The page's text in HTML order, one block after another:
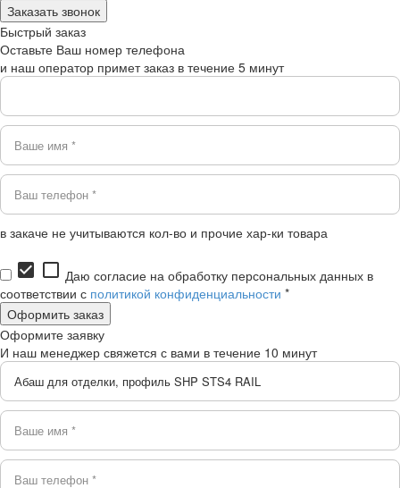
Быстрый заказ
Оставьте Ваш номер телефона
и наш оператор примет заказ в течение 5 минут
в закаче не учитываются кол-во и прочие хар-ки товара
check_box check_box_outline_blank Даю согласие на обработку персональных данных в
соответствии с политикой конфиденциальности *
Оформите заявку
И наш менеджер свяжется с вами в течение 10 минут